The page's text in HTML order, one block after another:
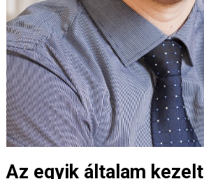
Az egyik általam kezelt